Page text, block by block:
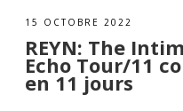
15 OCTOBRE 2022
REYN: The
Echo Tour/11
en 11 jours